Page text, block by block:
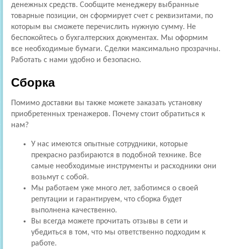
денежных средств. Сообщите менеджеру выбранные
товарные позиции, он сформирует счет с реквизитами, по
которым вы сможете перечислить нужную сумму. Не
беспокойтесь о бухгалтерских документах. Мы оформим
все необходимые бумаги. Сделки максимально прозрачны.
Работать с нами удобно и безопасно.
Сборка
Помимо доставки вы также можете заказать установку
приобретенных тренажеров. Почему стоит обратиться к
нам?
У нас имеются опытные сотрудники, которые
прекрасно разбираются в подобной технике. Все
самые необходимые инструменты и расходники они
возьмут с собой.
Мы работаем уже много лет, заботимся о своей
репутации и гарантируем, что сборка будет
выполнена качественно.
Вы всегда можете прочитать отзывы в сети и
убедиться в том, что мы ответственно подходим к
работе.